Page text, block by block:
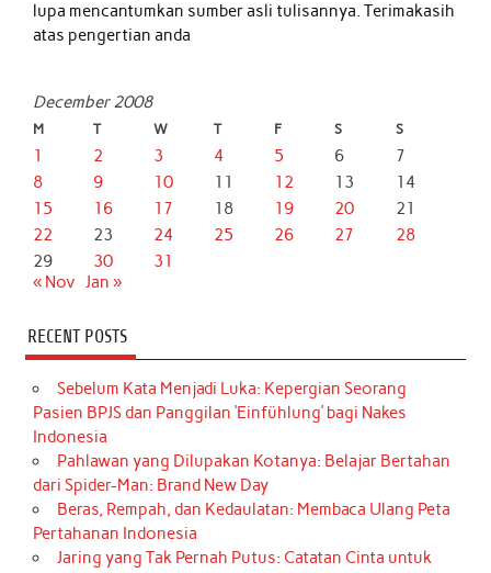
lupa mencantumkan sumber asli tulisannya. Terimakasih
atas pengertian anda
December 2008
M T W T F S S
1 2 3 4 5 6
7
8
9 10 11 12 13
14
15
16 17 18 19 20
21
22
23 24 25 26 27
28
29
30
31
« Nov Jan »
RECENT POSTS
Sebelum Kata Menjadi Luka: Kepergian Seorang
Pasien BPJS dan Panggilan ‘Einfühlung’ bagi Nakes
Indonesia
Pahlawan yang Dilupakan Kotanya: Belajar Bertahan
dari Spider-Man: Brand New Day
Beras, Rempah, dan Kedaulatan: Membaca Ulang Peta
Pertahanan Indonesia
Jaring yang Tak Pernah Putus: Catatan Cinta untuk